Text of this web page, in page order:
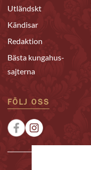
Utländskt
Kändisar
Redaktion
Bästa kungahus-
sajterna
FÖLJ OSS